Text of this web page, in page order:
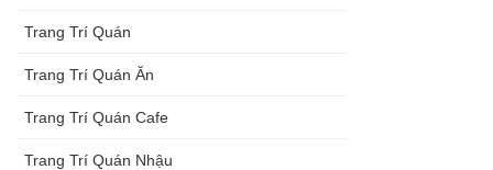
Trang Trí Quán
Trang Trí Quán Ăn
Trang Trí Quán Cafe
Trang Trí Quán Nhậu